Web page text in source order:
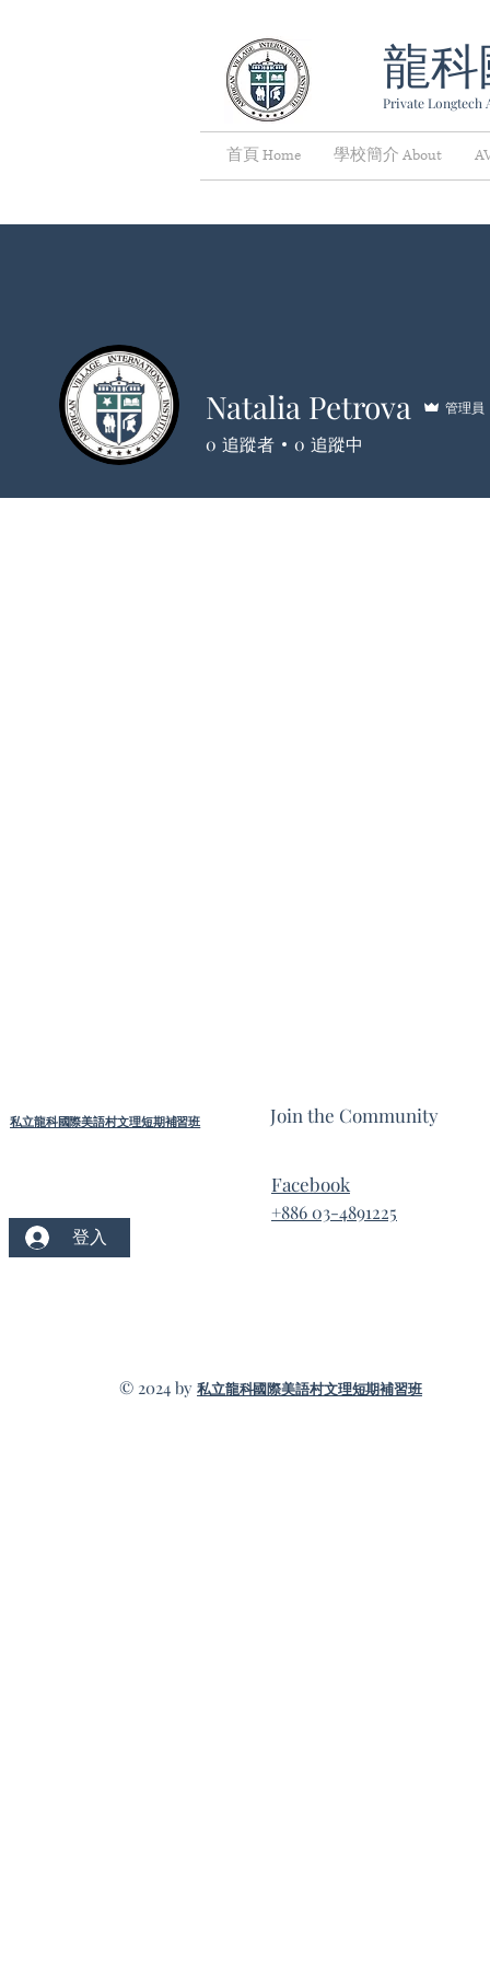
龍
Private Longtech
首頁 Home 學校簡介 About
Natalia Petrova 管理員
0 追蹤者 0 追蹤中
私立龍科國際美語村文理短期補習班
登入
Join the Community
Facebook
+886 03-4891225
© 2024 by 私立龍科國際美語村文理短期補習班